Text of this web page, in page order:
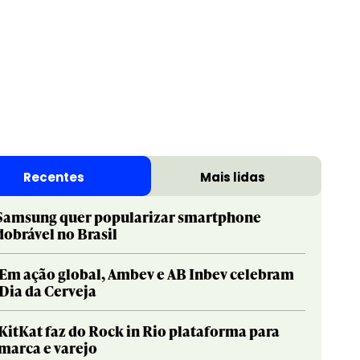
Social & Creator
Sustainable Development Goals
Titanium
PR
Social & Creator
Sustainable Development Goals
Recentes Mais lidas
quer popularizar smartphone
no Brasil
ação global, Ambev e AB Inbev celebram
da Cerveja
faz do Rock in Rio plataforma para
e varejo